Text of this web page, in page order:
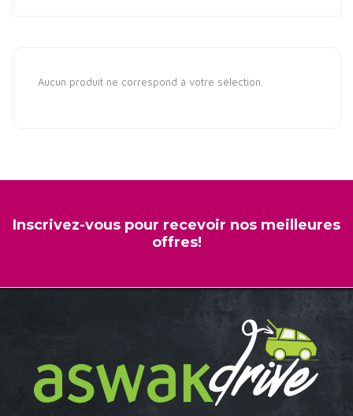
Aucun produit ne correspond à votre sélection.
Inscrivez-vous pour recevoir nos meilleures
offres!